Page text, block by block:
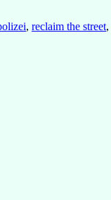
, reclaim the street,